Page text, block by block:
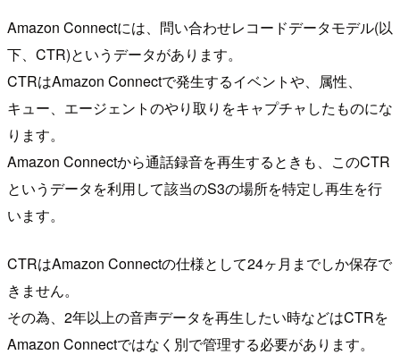
Amazon Connectには、問い合わせレコードデータモデル(以
下、CTR)というデータがあります。
CTRはAmazon Connectで発生するイベントや、属性、
キュー、エージェントのやり取りをキャプチャしたものにな
ります。
Amazon Connectから通話録音を再生するときも、このCTR
というデータを利用して該当のS3の場所を特定し再生を行
います。
CTRはAmazon Connectの仕様として24ヶ月までしか保存で
きません。
その為、2年以上の音声データを再生したい時などはCTRを
Amazon Connectではなく別で管理する必要があります。